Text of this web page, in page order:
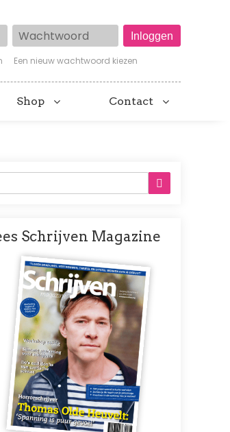
Wachtwoord
Een nieuw wachtwoord kiezen
Shop Contact
Schrijven Magazine
Afbeelding